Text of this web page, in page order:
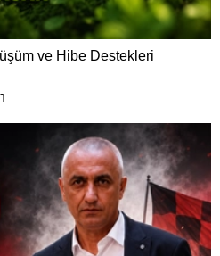
ve Hibe Destekleri